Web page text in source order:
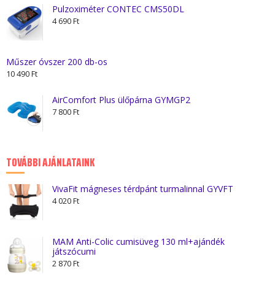
Pulzoximéter CONTEC CMS50DL
4 690Ft
Műszer óvszer 200 db-os
10 490Ft
AirComfort Plus ülőpárna GYMGP2
7 800Ft
TOVÁBBI AJÁNLATAINK
VivaFit mágneses térdpánt turmalinnal GYVFT
4 020Ft
MAM Anti-Colic cumisüveg 130 ml+ajándék
játszócumi
2 870Ft